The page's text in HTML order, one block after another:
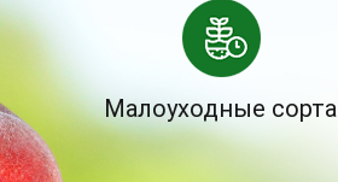
Малоуходные сорта